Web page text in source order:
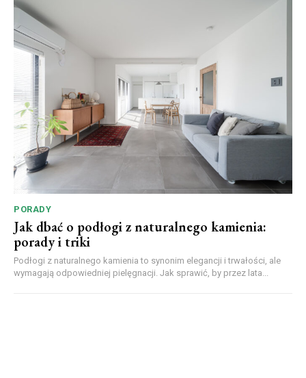
PORADY
Jak dbać o podłogi z naturalnego kamienia:
porady i triki
Podłogi z naturalnego kamienia to synonim elegancji i trwałości, ale
wymagają odpowiedniej pielęgnacji. Jak sprawić, by przez lata...